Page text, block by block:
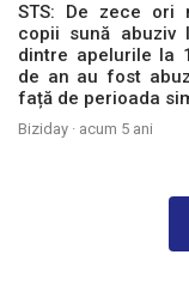
STS: De zece ori
copii sună abuziv
dintre apelurile la
de an au fost
față de perioada
Biziday · acum 5 ani